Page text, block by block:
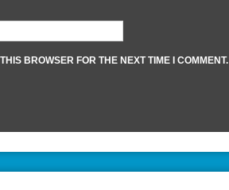
BROWSER FOR THE NEXT TIME I COMMENT.